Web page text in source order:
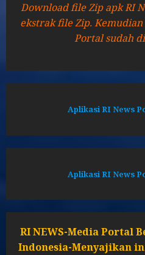
Download file Zip apk RI
ekstrak file Zip. Kemudian
Portal sudah
Aplikasi RI News
Aplikasi RI News
RI NEWS-Media Portal
Indonesia-Menyajikan